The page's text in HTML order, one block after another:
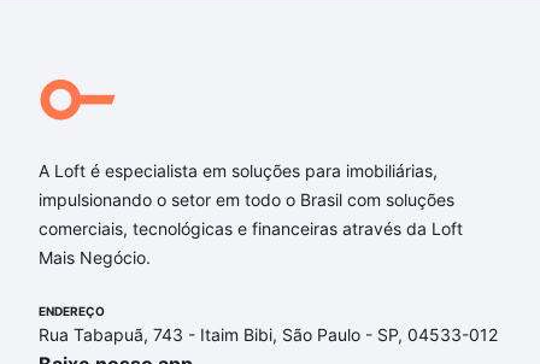
A Loft é especialista em soluções para imobiliárias,
impulsionando o setor em todo o Brasil com soluções
comerciais, tecnológicas e financeiras através da Loft
Mais Negócio.
ENDEREÇO
Rua Tabapuã, 743 - Itaim Bibi, São Paulo - SP, 04533-012